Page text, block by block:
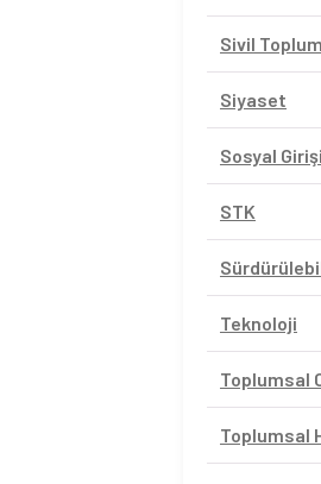
Sivil
Siyaset
Sosyal
STK
Teknoloji
Toplumsal
Toplumsal